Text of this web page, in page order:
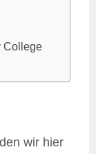
College
wir hier